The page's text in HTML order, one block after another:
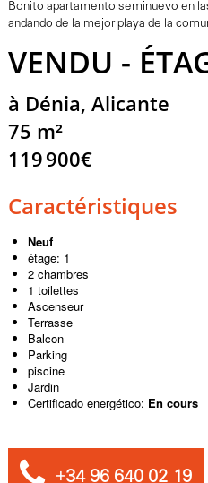
Bonito apartamento seminuevo en
andando de la mejor playa de la
VENDU -
à Dénia, Alicante
75 m²
119 900€
Caractéristiques
Neuf
étage: 1
2 chambres
1 toilettes
Ascenseur
Terrasse
Balcon
Parking
piscine
Jardin
Certificado energético: En cours
+34 96 640 02 19